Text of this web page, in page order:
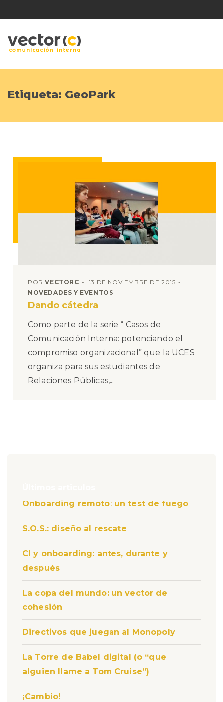
Etiqueta: GeoPark
PORVECTORC
13 DE NOVIEMBRE DE 2015
NOVEDADES Y EVENTOS
Dando cátedra
Como parte de la serie “ Casos de
Comunicación Interna: potenciando el
compromiso organizacional” que la UCES
organiza para sus estudiantes de
Relaciones Públicas,...
Onboarding remoto: un test de fuego
S.O.S.: diseño al rescate
CI y onboarding: antes, durante y
después
La copa del mundo: un vector de
cohesión
Directivos que juegan al Monopoly
La Torre de Babel digital (o “que
alguien llame a Tom Cruise”)
¡Cambio!